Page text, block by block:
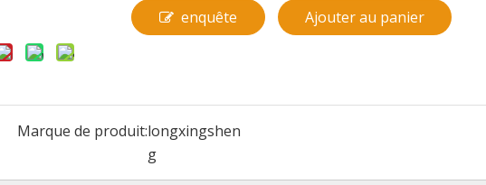
enquête Ajouter au panier
Marque de produit:longxingshen
g